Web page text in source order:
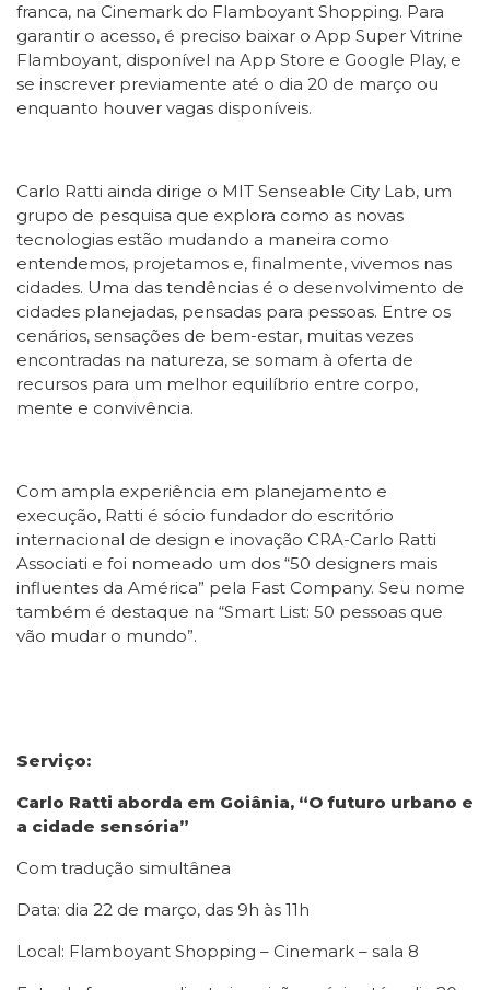
franca, na Cinemark do Flamboyant Shopping. Para
garantir o acesso, é preciso baixar o App Super Vitrine
Flamboyant, disponível na App Store e Google Play, e
se inscrever previamente até o dia 20 de março ou
enquanto houver vagas disponíveis.
Carlo Ratti ainda dirige o MIT Senseable City Lab, um
grupo de pesquisa que explora como as novas
tecnologias estão mudando a maneira como
entendemos, projetamos e, finalmente, vivemos nas
cidades. Uma das tendências é o desenvolvimento de
cidades planejadas, pensadas para pessoas. Entre os
cenários, sensações de bem-estar, muitas vezes
encontradas na natureza, se somam à oferta de
recursos para um melhor equilíbrio entre corpo,
mente e convivência.
Com ampla experiência em planejamento e
execução, Ratti é sócio fundador do escritório
internacional de design e inovação CRA-Carlo Ratti
Associati e foi nomeado um dos “50 designers mais
influentes da América” pela Fast Company. Seu nome
também é destaque na “Smart List: 50 pessoas que
vão mudar o mundo”.
Serviço:
Carlo Ratti aborda em Goiânia, “O futuro urbano e
a cidade sensória”
Com tradução simultânea
Data: dia 22 de março, das 9h às 11h
Local: Flamboyant Shopping – Cinemark – sala 8